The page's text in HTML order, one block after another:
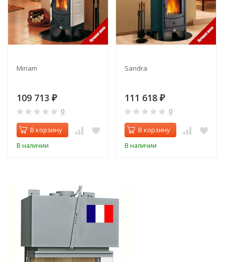
Miriam
109 713 ₽
0
В корзину
В наличии
Sandra
111 618 ₽
0
В корзину
В наличии